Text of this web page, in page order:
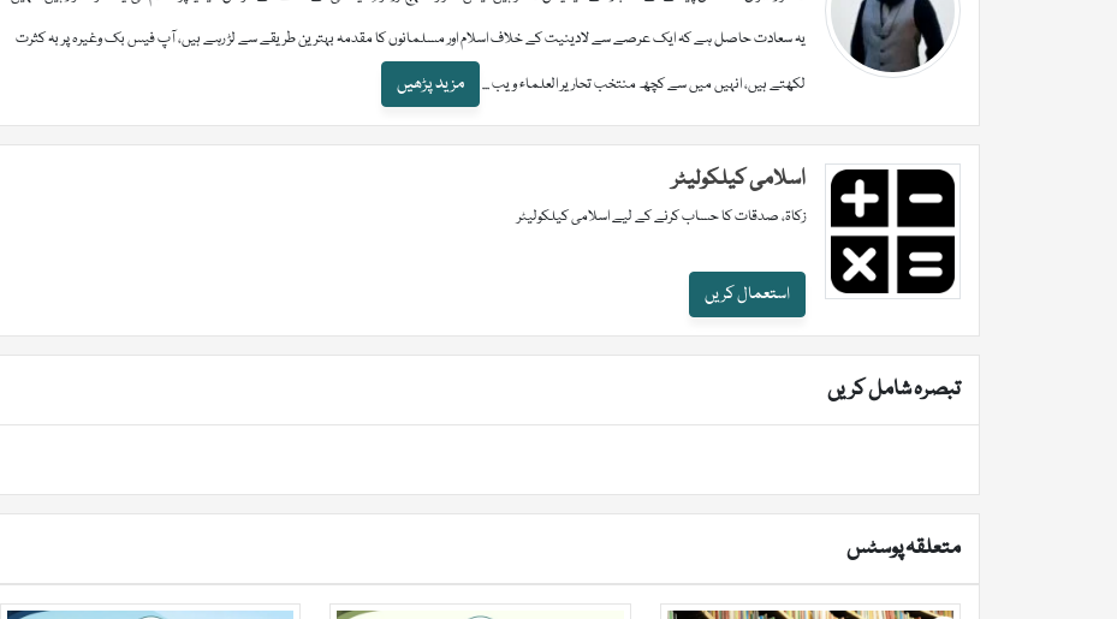
یہ سعادت حاصل ہے کہ ایک عرصے سے لادینیت کے خلاف اسلام اور مسلمانوں کا مقدمہ بہترین طریقے سے لڑ رہے ہیں، آپ فیس بک وغیرہ پر بہ کثرت
لکھتے ہیں، انہیں میں سے کچھ منتخب تحاریر العلماء ویب ...
مزید پڑھیں
اسلامی کیلکولیٹر
زکاۃ، صدقات کا حساب کرنے کے لیے اسلامی کیلکولیٹر
استعمال کریں
تبصرہ شامل کریں
متعلقہ پوسٹس